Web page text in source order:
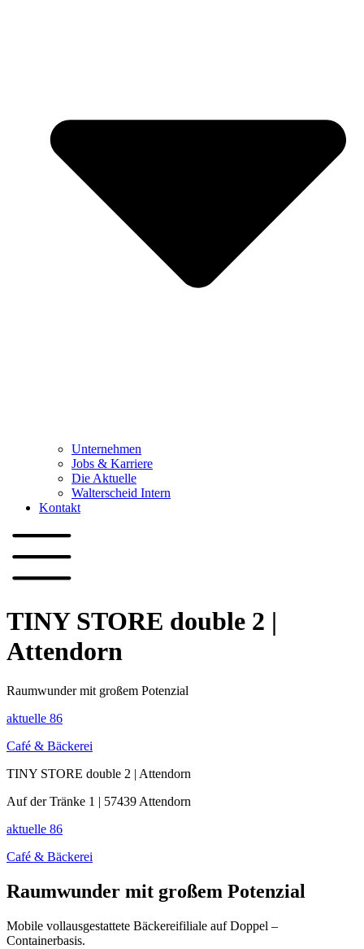
Unternehmen
Jobs & Karriere
Die Aktuelle
Walterscheid Intern
Kontakt
TINY STORE double 2 |
Attendorn
Raumwunder mit großem Potenzial
aktuelle 86
Café & Bäckerei
TINY STORE double 2 | Attendorn
Auf der Tränke 1 | 57439 Attendorn
aktuelle 86
Café & Bäckerei
Raumwunder mit großem Potenzial
Mobile vollausgestattete Bäckereifiliale auf Doppel –
Containerbasis.